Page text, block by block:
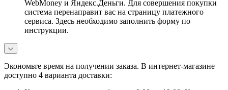
WebMoney и Яндекс.Деньги. Для совершения покупки
система перенаправит вас на страницу платежного
сервиса. Здесь необходимо заполнить форму по
инструкции.
Экономьте время на получении заказа. В интернет-магазине
доступно 4 варианта доставки: